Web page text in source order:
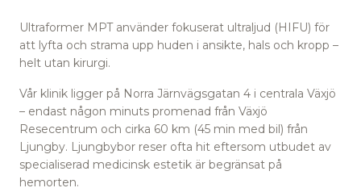
Ultraformer MPT använder fokuserat ultraljud (HIFU) för
att lyfta och strama upp huden i ansikte, hals och kropp –
helt utan kirurgi.
Vår klinik ligger på Norra Järnvägsgatan 4 i centrala Växjö
– endast någon minuts promenad från Växjö
Resecentrum och cirka 60 km (45 min med bil) från
Ljungby. Ljungbybor reser ofta hit eftersom utbudet av
specialiserad medicinsk estetik är begränsat på
hemorten.